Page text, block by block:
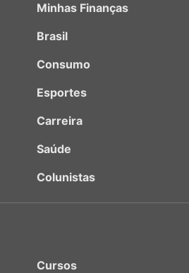
Minhas Finanças
Brasil
Consumo
Esportes
Carreira
Saúde
Colunistas
Cursos